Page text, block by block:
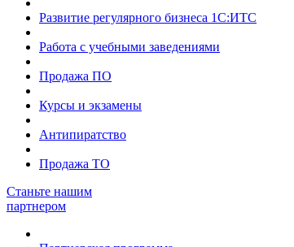
Развитие регулярного бизнеса 1С:ИТС
Работа с учебными заведениями
Продажа ПО
Курсы и экзамены
Антипиратство
Продажа ТО
Станьте нашим
партнером